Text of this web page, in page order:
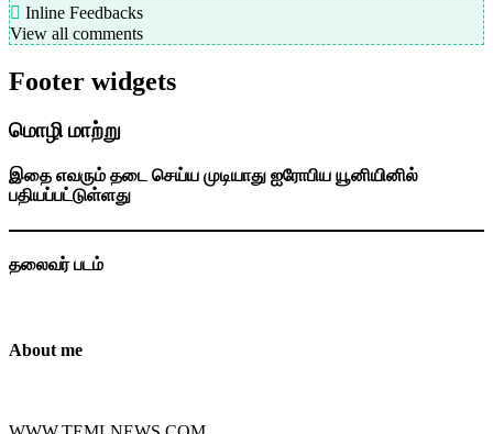
Inline Feedbacks
View all comments
Footer widgets
மொழி மாற்று
இதை எவரும் தடை செய்ய முடியாது ஐரோபிய யூனியினில்
பதியப்பட்டுள்ளது
தலைவர் படம்
About me